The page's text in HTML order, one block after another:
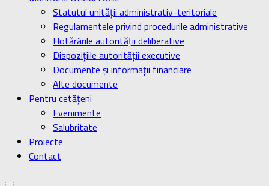
Statutul unității administrativ-teritoriale
Regulamentele privind procedurile administrative
Hotărârile autorității deliberative
Dispozițiile autorității executive
Documente și informații financiare
Alte documente
Pentru cetățeni
Evenimente
Salubritate
Proiecte
Contact